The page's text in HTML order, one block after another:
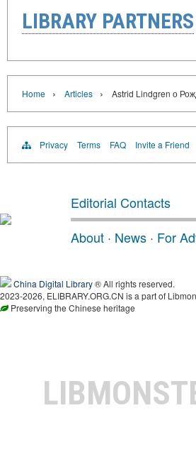
LIBRARY PARTNERS
Home › Articles › Astrid Lindgren о
Privacy Terms FAQ Invite a Friend
Editorial Contacts
About · News · For
China Digital Library® All rights reserved.
2023-2026, ELIBRARY.ORG.CN is a part of
Preserving the Chinese heritage